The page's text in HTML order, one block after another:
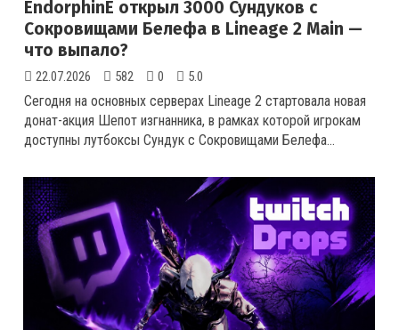
EndorphinE открыл 3000 Сундуков с
Сокровищами Белефа в Lineage 2 Main —
что выпало?
22.07.2026 582 0 5.0
Сегодня на основных серверах Lineage 2 стартовала новая
донат-акция Шепот изгнанника, в рамках которой игрокам
доступны лутбоксы Сундук с Сокровищами Белефа...